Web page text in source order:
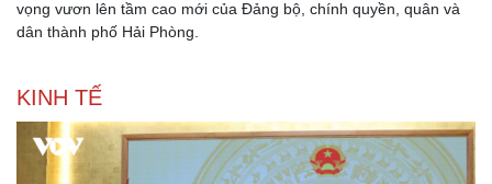
Hoa Phượng đỏ 2018
vọng vươn lên tầm cao mới của Đảng bộ, chính quyền, quân và
dân thành phố Hải Phòng.